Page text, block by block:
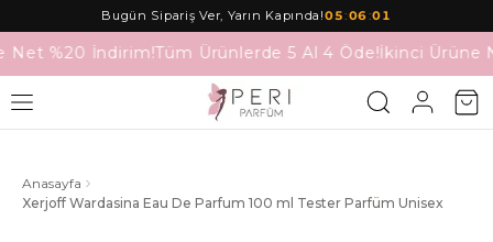
Bugün Sipariş Ver, Yarın Kapında!05:06:01
Net %20 İndirim!Tüm Ürünlerde 5 Al 4 Öde!İkinci Ürüne
Anasayfa
Xerjoff Wardasina Eau De Parfum 100 ml Tester Parfüm Unisex